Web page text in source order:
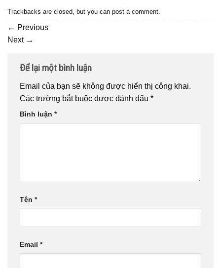
Trackbacks are closed, but you can post a comment.
← Previous
Next →
Để lại một bình luận
Email của bạn sẽ không được hiển thị công khai.
Các trường bắt buộc được đánh dấu *
Bình luận *
Tên *
Email *